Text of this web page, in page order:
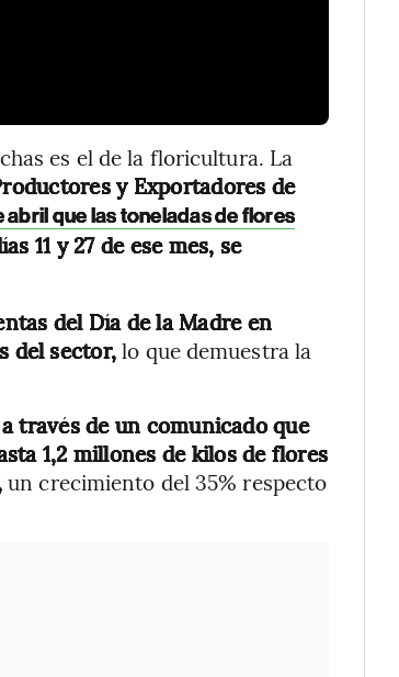
es el de la floricultura. La
y Exportadores de
abril que las toneladas de flores
11 y 27 de ese mes, se
del Día de la Madre en
del sector,lo que demuestra la
través de un comunicado que
1,2 millones de kilos de flores
un crecimiento del 35% respecto